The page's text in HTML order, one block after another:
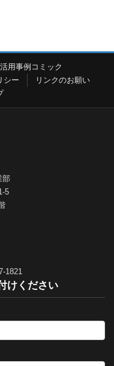
活用事例コミック
シー
リンクのお願い
部
5
1821
けください